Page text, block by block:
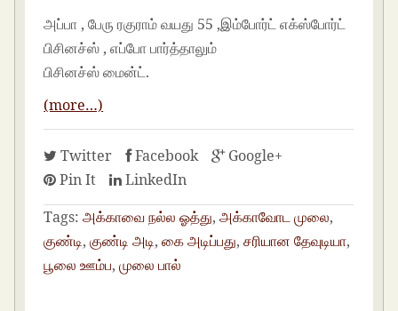
அப்பா , பேரு ரகுராம் வயது 55 ,இம்போர்ட் எக்ஸ்போர்ட்
பிசினச்ஸ் , எப்போ பார்த்தாலும்
பிசினச்ஸ் மைன்ட்.
(more…)
Twitter Facebook
Google+
Pin It
LinkedIn
Tags: அக்காவை நல்ல ஓத்து,அக்காவோட முலை,
குண்டி,குண்டி அடி,கை அடிப்பது,சரியான தேவுடியா,
பூலை ஊம்ப,முலை பால்